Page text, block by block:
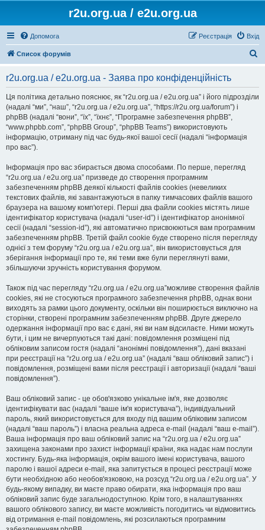
r2u.org.ua / e2u.org.ua
Допомога Вхід
Реєстрація
Список форумів
r2u.org.ua / e2u.org.ua - Заява про конфіденційність
Ця політика детально пояснює, як “r2u.org.ua / e2u.org.ua” і його підрозділи
(надалі “ми”, “наш”, “r2u.org.ua / e2u.org.ua”, “https://r2u.org.ua/forum”) і
phpBB (надалі “вони”, “їх”, “їхнє”, “Програмне забезпечення phpBB”,
“www.phpbb.com”, “phpBB Group”, “phpBB Teams”) використовують
інформацію, отриману під час будь-якої вашої сесії (надалі “інформація
про вас”).
Інформація про вас збирається двома способами. По перше, перегляд
“r2u.org.ua / e2u.org.ua” призведе до створення програмним
забезпеченням phpBB деякої кількості файлів cookies (невеликих
текстових файлів, які завантажуються в папку тимчасових файлів вашого
браузера на вашому комп'ютері. Перші два файли cookies містять лише
ідентифікатор користувача (надалі “user-id”) і ідентифікатор анонімної
сесії (надалі “session-id”), які автоматично присвоюються вам програмним
забезпеченням phpBB. Третій файл cookie буде створено після перегляду
однієї з тем форуму “r2u.org.ua / e2u.org.ua”, він використовується для
зберігання інформації про те, які теми вже були переглянуті вами,
збільшуючи зручність користування форумом.
Також під час перегляду “r2u.org.ua / e2u.org.ua”можливе створення файлів
cookies, які не стосуються програмного забезпечення phpBB, однак вони
виходять за рамки цього документу, оскільки він поширюється виключно на
сторінки, створені програмним забезпеченням phpBB. Друге джерело
одержання інформації про вас є дані, які ви нам відсилаєте. Ними можуть
бути, і цим не вичерпуються такі дані: повідомлення розміщені під
обліковим записом гостя (надалі “анонімні повідомлення”), дані вказані
при реєстрації на “r2u.org.ua / e2u.org.ua” (надалі “ваш обліковий запис”) і
повідомлення, розміщені вами після реєстрації і авторизації (надалі “ваші
повідомлення”).
Ваш обліковий запис - це обов'язково унікальне ім'я, яке дозволяє
ідентифікувати вас (надалі “ваше ім'я користувача”), індивідуальний
пароль, який використовується для входу під вашим обліковим записом
(надалі “ваш пароль”) і власна реальна адреса e-mail (надалі “ваш e-mail”).
Ваша інформація про ваш обліковий запис на “r2u.org.ua / e2u.org.ua”
захищена законами про захист інформації країни, яка надає нам послуги
хостингу. Будь-яка інформація, окрім вашого імені користувача, вашого
паролю і вашої адреси e-mail, яка запитується в процесі реєстрації може
бути необхідною або необов'язковою, на розсуд “r2u.org.ua / e2u.org.ua”. У
будь-якому випадку, ви маєте право обирати, яка інформація про ваш
обліковий запис буде загальнодоступною. Крім того, в налаштуваннях
вашого облікового запису, ви маєте можливість погодитись чи відмовитись
від отримання e-mail повідомлень, які розсилаються програмним